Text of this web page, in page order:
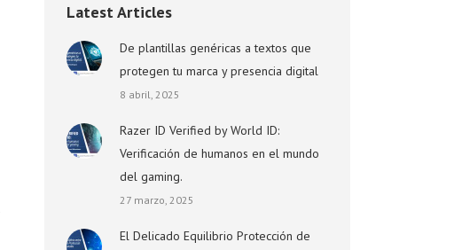
Latest Articles
De plantillas genéricas a textos que
protegen tu marca y presencia digital
8 abril, 2025
Razer ID Verified by World ID:
Verificación de humanos en el mundo
del gaming.
27 marzo, 2025
El Delicado Equilibrio Protección de